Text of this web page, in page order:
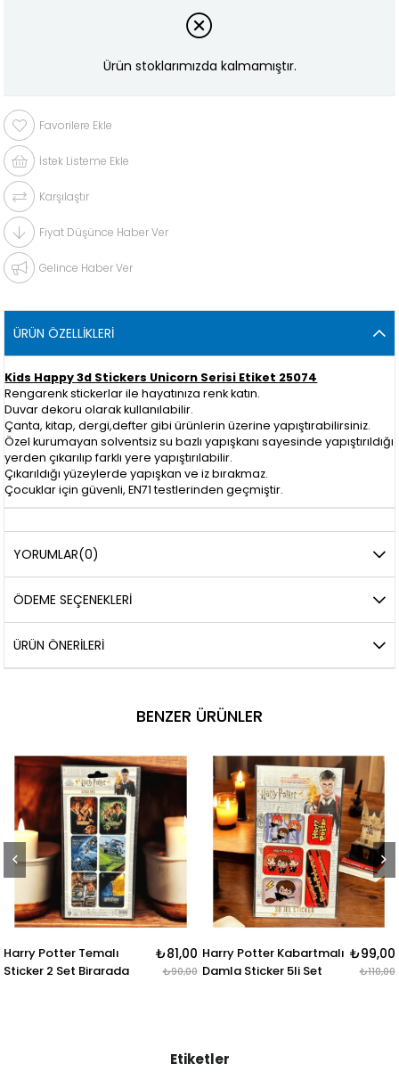
Ürün stoklarımızda kalmamıştır.
Favorilere Ekle
İstek Listeme Ekle
Karşılaştır
Fiyat Düşünce Haber Ver
Gelince Haber Ver
ÜRÜN ÖZELLIKLERI
Kids Happy 3d Stickers Unicorn Serisi Etiket 25074
Rengarenk stickerlar ile hayatınıza renk katın.
Duvar dekoru olarak kullanılabilir.
Çanta, kitap, dergi,defter gibi ürünlerin üzerine yapıştırabilirsiniz.
Özel kurumayan solventsiz su bazlı yapışkanı sayesinde yapıştırıldığı
yerden çıkarılıp farklı yere yapıştırılabilir.
Çıkarıldığı yüzeylerde yapışkan ve iz bırakmaz.
Çocuklar için güvenli, EN71 testlerinden geçmiştir.
YORUMLAR(0)
ÖDEME SEÇENEKLERI
ÜRÜN ÖNERILERI
BENZER ÜRÜNLER
₺81,00
₺90,00
Harry Potter Kabartmalı
Damla Sticker 5li Set
₺99,00
₺110,00
Harry Potter 4lü
Rozet & Broş
Etiketler